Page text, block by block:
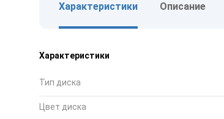
Характеристики Описание
Характеристики
Тип диска
Цвет диска